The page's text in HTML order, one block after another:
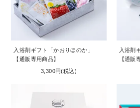
入浴剤ギフト「かおりほのか」
【通販専用商品】
3,300円(税込)
入浴剤
【通販